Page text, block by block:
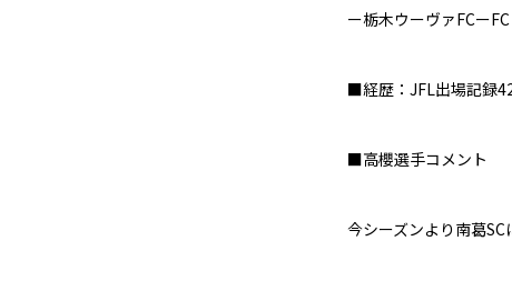
ー栃木ウーヴァFCーFC
■経歴：JFL出場記録
■高櫻選手コメント
今シーズンより南葛SC